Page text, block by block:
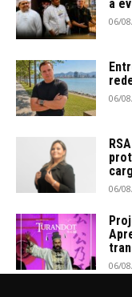
a
06/
06/
06/
06/